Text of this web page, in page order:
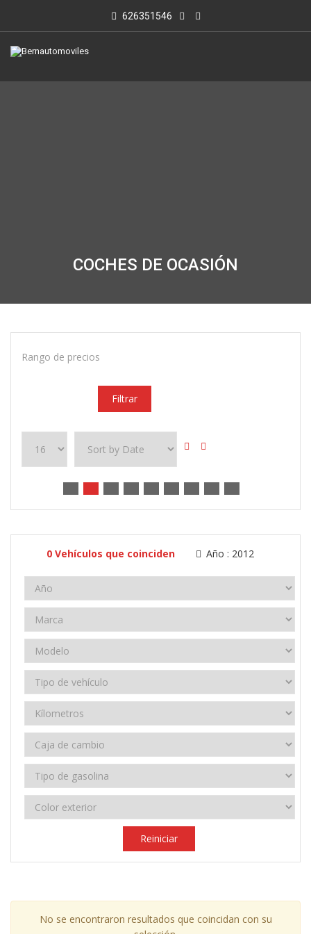
626351546
COCHES DE OCASIÓN
Rango de precios
Filtrar
0 Vehículos que coinciden Año : 2012
Reiniciar
No se encontraron resultados que coincidan con su